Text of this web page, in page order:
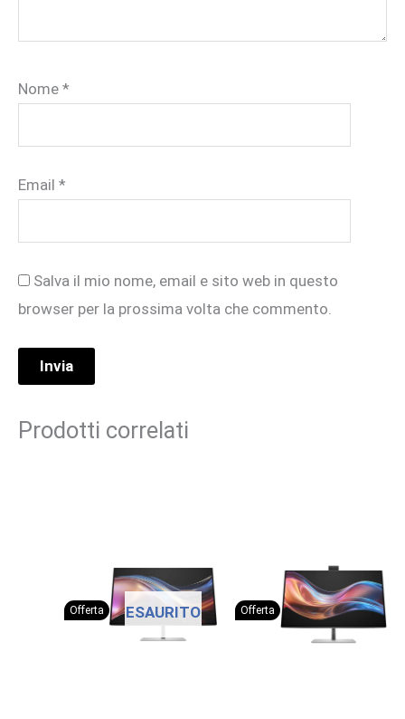
Nome *
Email *
Salva il mio nome, email e sito web in questo
browser per la prossima volta che commento.
Prodotti correlati
Offerta ESAURITO Offerta